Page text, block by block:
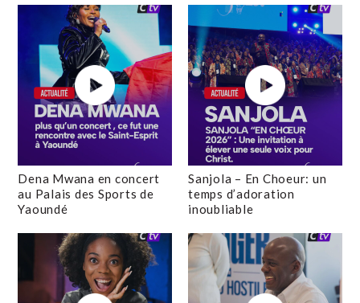
Dena Mwana en concert
au Palais des Sports de
Yaoundé
Sanjola – En Choeur: un
temps d’adoration
inoubliable